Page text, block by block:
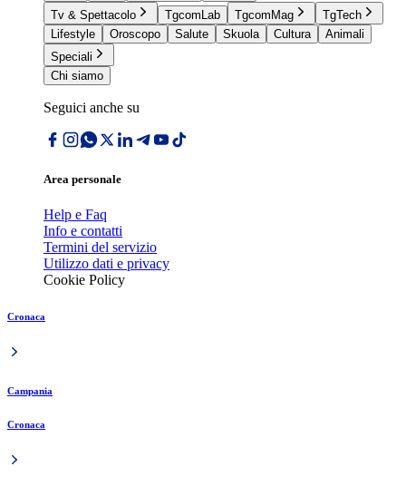
Tv & Spettacolo
TgcomLab TgcomMag
TgTech
Lifestyle
Oroscopo Salute Skuola Cultura
Animali
Speciali
Chi siamo
Seguici anche su
Area personale
Help e Faq
Info e contatti
Termini del servizio
Utilizzo dati e privacy
Cookie Policy
Cronaca
Campania
Cronaca